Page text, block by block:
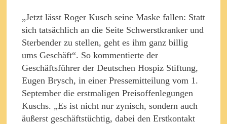
„Jetzt lässt Roger Kusch seine Maske fallen: Statt
sich tatsächlich an die Seite Schwerstkranker und
Sterbender zu stellen, geht es ihm ganz billig
ums Geschäft“. So kommentierte der
Geschäftsführer der Deutschen Hospiz Stiftung,
Eugen Brysch, in einer Pressemitteilung vom 1.
September die erstmaligen Preisoffenlegungen
Kuschs. „Es ist nicht nur zynisch, sondern auch
äußerst geschäftstüchtig, dabei den Erstkontakt